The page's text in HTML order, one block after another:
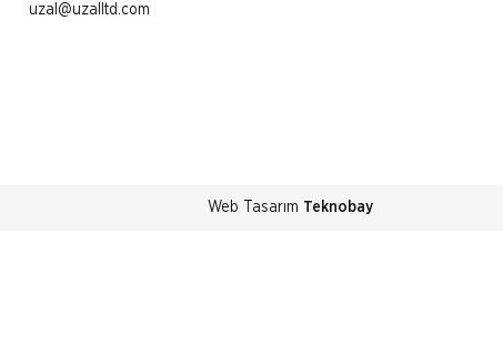
uzal@uzalltd.com
Web Tasarım Teknobay